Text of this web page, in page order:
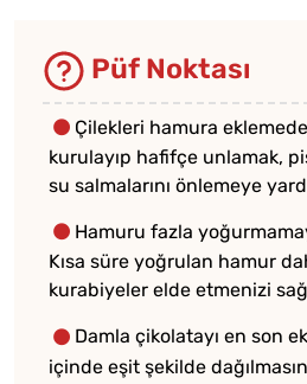
Püf Noktası
Çilekleri hamura
kurulayıp hafifçe unlamak,
su salmalarını önlemeye
Hamuru fazla
Kısa süre yoğrulan hamur
kurabiyeler elde etmenizi
Damla çikolatayı en son
içinde eşit şekilde